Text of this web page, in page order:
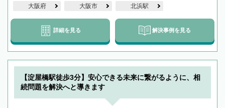
大阪府 大阪市 北浜駅
詳細を見る 解決事例を見る
【淀屋橋駅徒歩3分】安心できる未来に繋がるように、相
続問題を解決へと導きます